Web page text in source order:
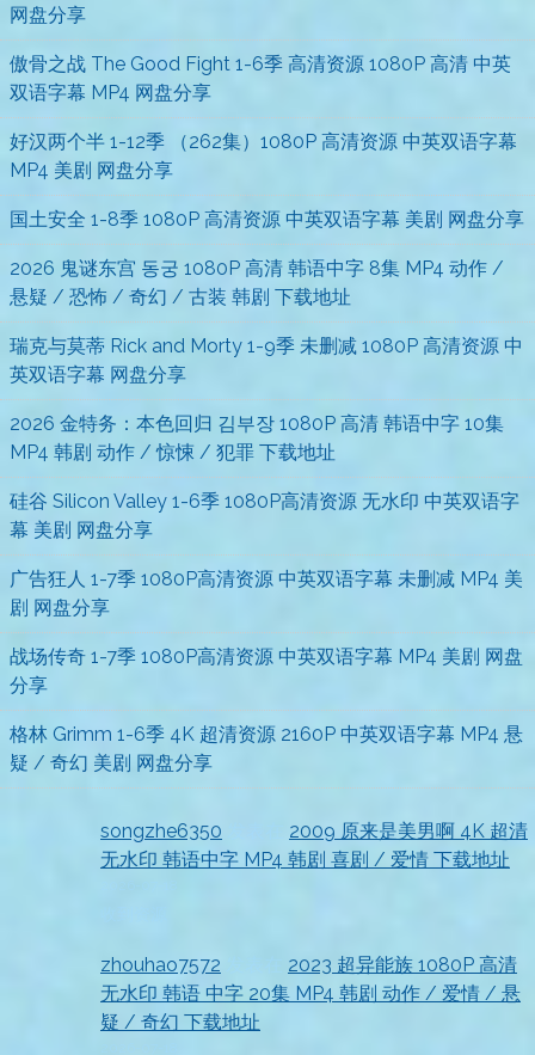
网盘分享
傲骨之战 The Good Fight 1-6季 高清资源 1080P 高清 中英
双语字幕 MP4 网盘分享
好汉两个半 1-12季 （262集）1080P 高清资源 中英双语字幕
MP4 美剧 网盘分享
国土安全 1-8季 1080P 高清资源 中英双语字幕 美剧 网盘分享
2026 鬼谜东宫 동궁 1080P 高清 韩语中字 8集 MP4 动作 /
悬疑 / 恐怖 / 奇幻 / 古装 韩剧 下载地址
瑞克与莫蒂 Rick and Morty 1-9季 未删减 1080P 高清资源 中
英双语字幕 网盘分享
2026 金特务：本色回归 김부장 1080P 高清 韩语中字 10集
MP4 韩剧 动作 / 惊悚 / 犯罪 下载地址
硅谷 Silicon Valley 1-6季 1080P高清资源 无水印 中英双语字
幕 美剧 网盘分享
广告狂人 1-7季 1080P高清资源 中英双语字幕 未删减 MP4 美
剧 网盘分享
战场传奇 1-7季 1080P高清资源 中英双语字幕 MP4 美剧 网盘
分享
格林 Grimm 1-6季 4K 超清资源 2160P 中英双语字幕 MP4 悬
疑 / 奇幻 美剧 网盘分享
songzhe6350
2009 原来是美男啊 4K 超清
无水印 韩语中字 MP4 韩剧 喜剧 / 爱情 下载地址
zhouhao7572
2023 超异能族 1080P 高清
无水印 韩语 中字 20集 MP4 韩剧 动作 / 爱情 / 悬
疑 / 奇幻 下载地址